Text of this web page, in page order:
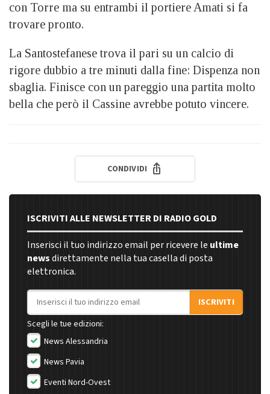
con Torre ma su entrambi il portiere Amati si fa
trovare pronto.
La Santostefanese trova il pari su un calcio di
rigore dubbio a tre minuti dalla fine: Dispenza non
sbaglia. Finisce con un pareggio una partita molto
bella che però il Cassine avrebbe potuto vincere.
CONDIVIDI
ISCRIVITI ALLE NEWSLETTER DI RADIO GOLD
Inserisci il tuo indirizzo email per ricevere le ultime
newsdirettamente nella tua casella di posta
elettronica.
Indirizzo email
ISCRIVITI
Scegli le tue edizioni:
News Alessandria
News Pavia
Eventi Nord-Ovest